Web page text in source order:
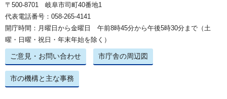
〒500-8701 岐阜市司町40番地1
代表電話番号：058-265-4141
開庁時間：月曜日から金曜日 午前8時45分から午後5時30分まで（土
曜・日曜・祝日・年末年始を除く）
ご意見・お問い合わせ 市庁舎の周辺図
市の機構と主な事務